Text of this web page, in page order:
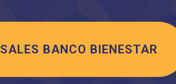
BANCO BIENESTAR